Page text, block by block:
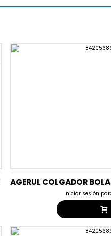
Iniciar sesión